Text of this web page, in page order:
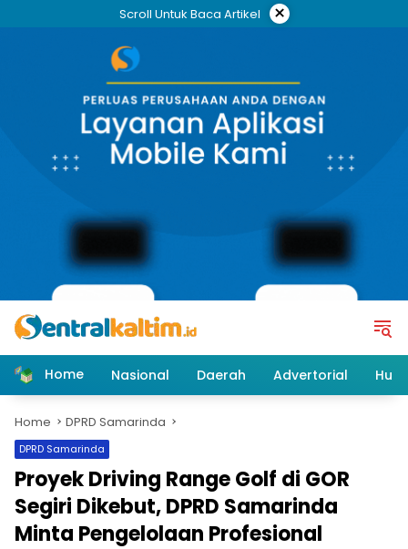
Scroll Untuk Baca Artikel ×
Home Nasional Daerah Advertorial
Home DPRD Samarinda
DPRD Samarinda
Proyek Driving Range Golf di GOR
Segiri Dikebut, DPRD Samarinda
Minta Pengelolaan Profesional